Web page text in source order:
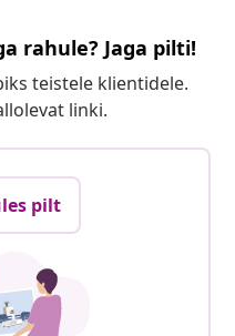
rahule? Jaga pilti!
teistele klientidele.
linki.
pilt